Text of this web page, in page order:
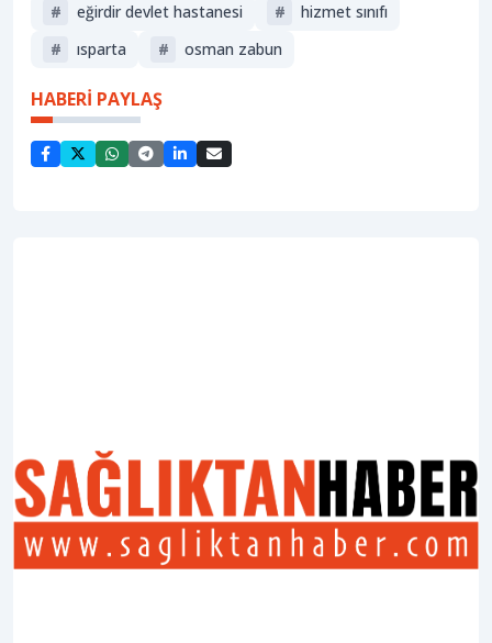
#
eğirdir devlet hastanesi #
hizmet sınıfı
#
isparta # osman zabun
HABERİ PAYLAŞ